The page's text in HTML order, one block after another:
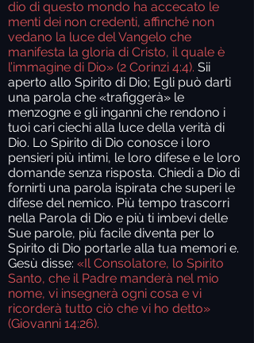
dio di questo mondo ha accecato le
menti dei non credenti, affinché non
vedano la luce del Vangelo che
manifesta la gloria di Cristo, il quale è
l’immagine di Dio» (2 Corinzi 4:4). Sii
aperto allo Spirito di Dio; Egli può darti
una parola che «trafiggerà» le
menzogne e gli inganni che rendono i
tuoi cari ciechi alla luce della verità di
Dio. Lo Spirito di Dio conosce i loro
pensieri più intimi, le loro difese e le loro
domande senza risposta. Chiedi a Dio di
fornirti una parola ispirata che superi le
difese del nemico. Più tempo trascorri
nella Parola di Dio e più ti imbevi delle
Sue parole, più facile diventa per lo
Spirito di Dio portarle alla tua memori e.
Gesù disse: «Il Consolatore, lo Spirito
Santo, che il Padre manderà nel mio
nome, vi insegnerà ogni cosa e vi
ricorderà tutto ciò che vi ho detto»
(Giovanni 14:26).